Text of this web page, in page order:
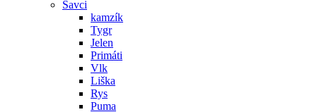
Savci
kamzík
Tygr
Jelen
Primáti
Vlk
Liška
Rys
Puma